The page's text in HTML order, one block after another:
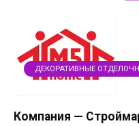
ДЕКОРАТИВНЫЕ
Компания —